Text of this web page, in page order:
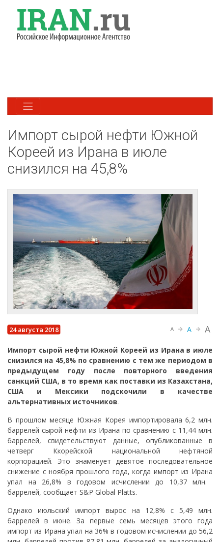
Импорт сырой нефти Южной
Кореей из Ирана в июле
снизился на 45,8%
24 августа 2018 A A A
Импорт сырой нефти Южной Кореей из Ирана в июле
снизился на 45,8% по сравнению с тем же периодом в
предыдущем году после повторного введения
санкций США, в то время как поставки из Казахстана,
США и Мексики подскочили в качестве
альтернативных источников.
В прошлом месяце Южная Корея импортировала 6,2 млн.
баррелей сырой нефти из Ирана по сравнению с 11,44 млн.
баррелей, свидетельствуют данные, опубликованные в
четверг Ккорейской национальной нефтяной
корпорацией. Это знаменует девятое последовательное
снижение с ноября прошлого года, когда импорт из Ирана
упал на 26,8% в годовом исчислении до 10,37 млн. ​​
баррелей, сообщает S&P Global Platts.
Однако июльский импорт вырос на 12,8% с 5,49 млн.
баррелей в июне. За первые семь месяцев этого года
импорт из Ирана упал на 36% в годовом исчислении до 56,2